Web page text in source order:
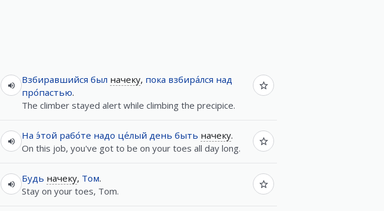
Взбиравшийся был начеку, пока взбира́лся над
про́пастью.
The climber stayed alert while climbing the precipice.
На э́той рабо́те надо це́лый день быть начеку.
On this job, you've got to be on your toes all day long.
Будь начеку, Том.
Stay on your toes, Tom.